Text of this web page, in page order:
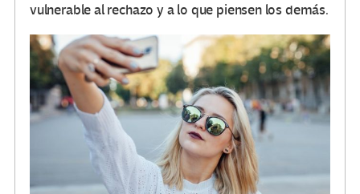
vulnerable al rechazo y a lo que piensen los demás.